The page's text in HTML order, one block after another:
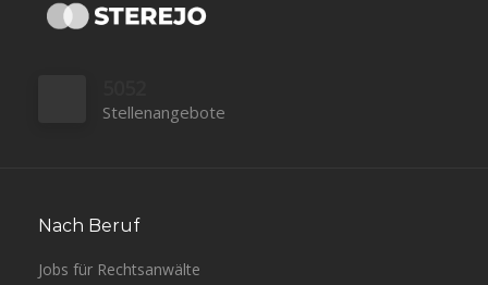
Stellenangebote
Nach Beruf
Jobs für Rechtsanwälte